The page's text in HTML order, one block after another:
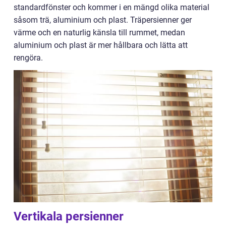
standardfönster och kommer i en mängd olika material
såsom trä, aluminium och plast. Träpersienner ger
värme och en naturlig känsla till rummet, medan
aluminium och plast är mer hållbara och lätta att
rengöra.
Vertikala persienner